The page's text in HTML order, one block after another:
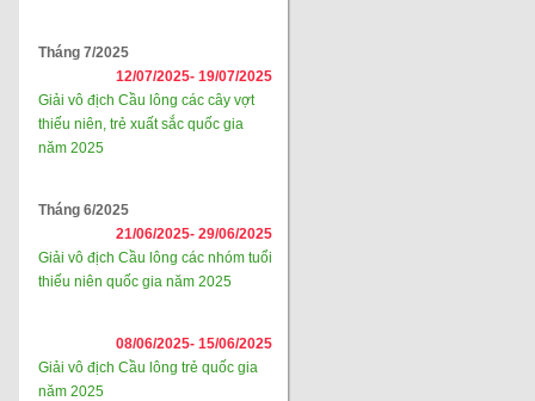
Tháng 7/2025
12/07/2025- 19/07/2025
Giải vô địch Cầu lông các cây vợt
thiếu niên, trẻ xuất sắc quốc gia
năm 2025
Tháng 6/2025
21/06/2025- 29/06/2025
Giải vô địch Cầu lông các nhóm tuổi
thiếu niên quốc gia năm 2025
08/06/2025- 15/06/2025
Giải vô địch Cầu lông trẻ quốc gia
năm 2025